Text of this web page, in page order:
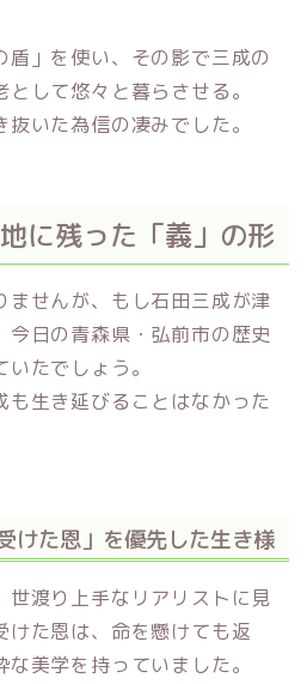
」を使い、その影で三成の
して悠々と暮らさせる。
いた為信の凄みでした。
に残った「義」の形
ませんが、もし石田三成が津
今日の青森県・弘前市の歴史
たでしょう。
も生き延びることはなかった
けた恩」を優先した生き様
世渡り上手なリアリストに見
けた恩は、命を懸けても返
美学を持っていました。